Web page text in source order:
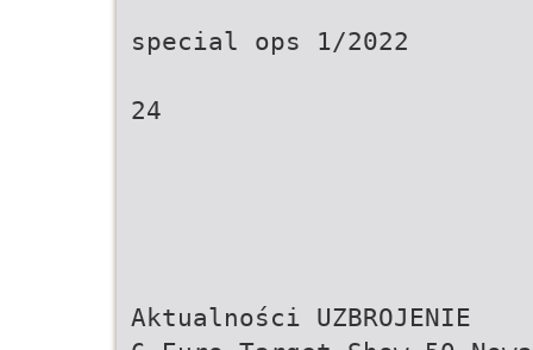
special ops 1/2022
24
Aktualności UZBROJENIE